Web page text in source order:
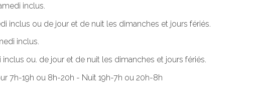
inclus.
inclus ou de jour et de nuit les dimanches et jours fériés.
inclus.
ou. de jour et de nuit les dimanches et jours fériés.
7h-19h ou 8h-20h - Nuit 19h-7h ou 20h-8h